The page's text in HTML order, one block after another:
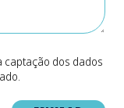
captação dos dados